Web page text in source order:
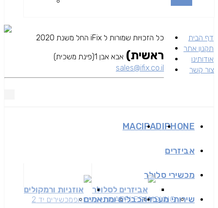
דף הבית
תקנון אתר
אודותינו
צור קשר
כל הזכויות שמורות ל iFix החל משנת 2020
IPHONE
IPAD
MAC
אביזרים
אביזרים לסלולר אוזניות ורמקולים
מכשירי סלולר
SAMSUNG
APPLEמכשירים זאפמכשירים יד 2 שירותי מעבדהכבלים ומתאמים
ראשית) אבא אבן 1(פינת משכית)
sales@ifix.co.il